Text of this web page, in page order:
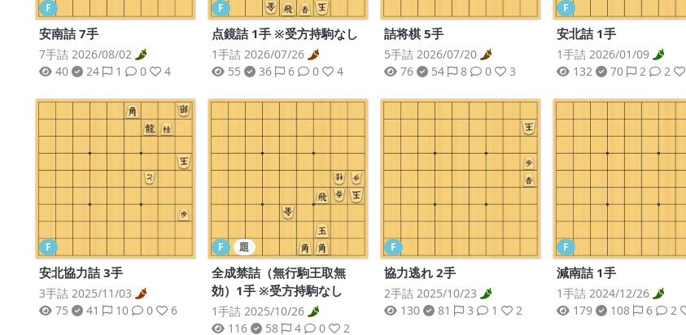
F
安南詰 7手
7手詰 2026/08/02
40
24 1 0 4
F
点鏡詰 1手 ※受方持駒なし
1手詰 2026/07/26
55
36 6 0 4
詰将棋 5手
5手詰 2026/07/20
76
54 8 0 3
F
安北詰 1手
1手詰 2026/01/09
132
70 2 2
F
安北協力詰 3手
3手詰 2025/11/03
75
41 10 0 6
F 題
全成禁詰（無行駒王取無
効）1手 ※受方持駒なし
1手詰 2025/10/26
116
58 4 0 2
F
協力逃れ 2手
2手詰 2025/10/23
130
81 3 1 2
F
減南詰 1手
1手詰 2024/12/26
179
108 6 2